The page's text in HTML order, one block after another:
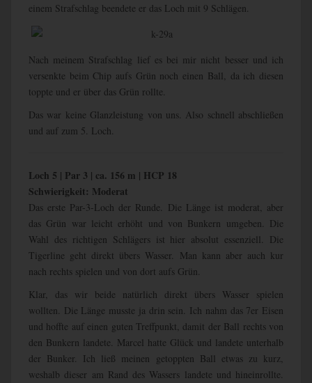
einem Strafschlag beendete er das Loch mit 9 Schlägen.
Nach meinem Strafschlag lief es bei mir nicht besser und ich
versenkte beim Chip aufs Grün noch einen Ball, da ich diesen
toppte und er über das Grün rollte.
Das war keine Glanzleistung von uns. Also schnell abschließen
und auf zum 5. Loch.
Loch 5 | Par 3 | ca. 156 m | HCP 18
Schwierigkeit: Moderat
Das erste Par-3-Loch der Runde. Die Länge ist moderat, aber
das Grün war leicht erhöht und von Bunkern umgeben. Die
Wahl des richtigen Schlägers ist hier absolut essenziell. Die
Tigerline geht direkt übers Wasser. Man kann aber auch kur
nach rechts spielen und von dort aufs Grün.
Klar, das wir beide natürlich direkt übers Wasser spielen
wollten. Die Länge musste ja drin sein. Ich nahm das 7er Eisen
und hoffte auf einen guten Treffpunkt, damit der Ball rechts von
den Bunkern landete. Marcel hatte Glück und landete unterhalb
der Bunker. Ich ließ meinen getoppten Ball etwas zu kurz,
weshalb dieser am Rand des Wassers landete und hineinrollte.